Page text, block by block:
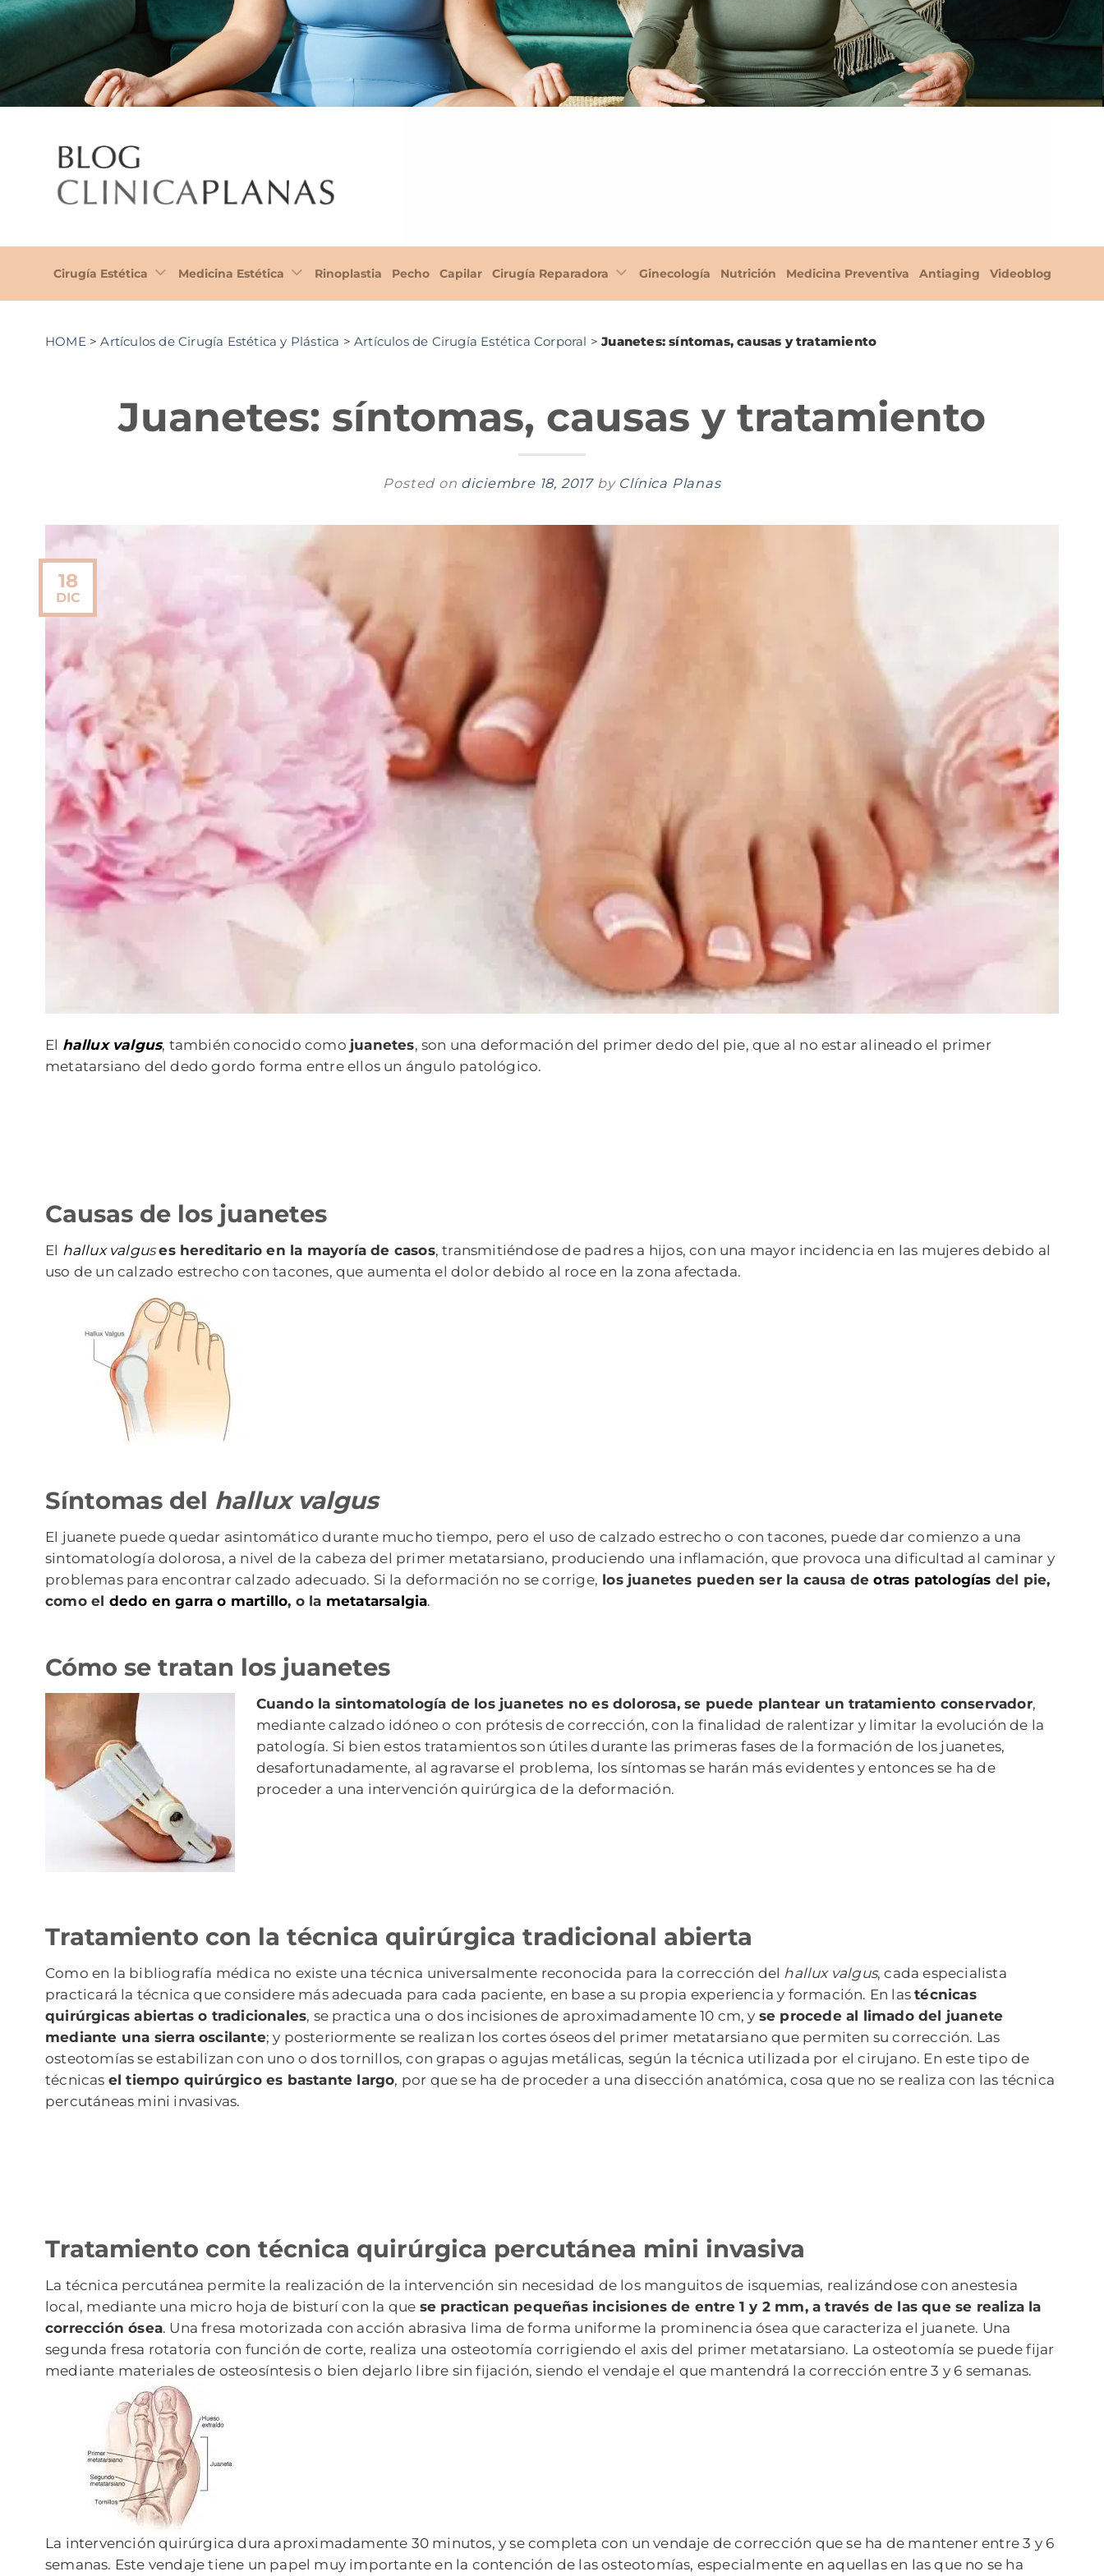
Cirugía Estética Medicina Estética Rinoplastia Pecho Capilar Cirugía Reparadora Ginecología Nutrición Medicina Preventiva Antiaging Videoblog
HOME >Artículos de Cirugía Estética y Plástica >Artículos de Cirugía Estética Corporal >Juanetes: síntomas, causas y tratamiento
Juanetes: síntomas, causas y tratamiento
Posted on diciembre 18, 2017 by Clínica Planas
18
DIC
El hallux valgus, también conocido como juanetes, son una deformación del primer dedo del pie, que al no estar alineado el primer
metatarsiano del dedo gordo forma entre ellos un ángulo patológico.
Causas de los juanetes
El hallux valgus es hereditario en la mayoría de casos, transmitiéndose de padres a hijos, con una mayor incidencia en las mujeres debido al
uso de un calzado estrecho con tacones, que aumenta el dolor debido al roce en la zona afectada.
Síntomas del hallux valgus
El juanete puede quedar asintomático durante mucho tiempo, pero el uso de calzado estrecho o con tacones, puede dar comienzo a una
sintomatología dolorosa, a nivel de la cabeza del primer metatarsiano, produciendo una inflamación, que provoca una dificultad al caminar y
problemas para encontrar calzado adecuado. Si la deformación no se corrige, los juanetes pueden ser la causa deotras patologías del pie,
como el dedo en garra o martillo, o la metatarsalgia.
Cómo se tratan los juanetes
Cuando la sintomatología de los juanetes no es dolorosa, se puede plantear un tratamiento conservador,
mediante calzado idóneo o con prótesis de corrección, con la finalidad de ralentizar y limitar la evolución de la
patología. Si bien estos tratamientos son útiles durante las primeras fases de la formación de los juanetes,
desafortunadamente, al agravarse el problema, los síntomas se harán más evidentes y entonces se ha de
proceder a una intervención quirúrgica de la deformación.
Tratamiento con la técnica quirúrgica tradicional abierta
Como en la bibliografía médica no existe una técnica universalmente reconocida para la corrección del hallux valgus, cada especialista
practicará la técnica que considere más adecuada para cada paciente, en base a su propia experiencia y formación. En lastécnicas
quirúrgicas abiertas o tradicionales, se practica una o dos incisiones de aproximadamente 10 cm, y se procede al limado del juanete
mediante una sierra oscilante; y posteriormente se realizan los cortes óseos del primer metatarsiano que permiten su corrección. Las
osteotomías se estabilizan con uno o dos tornillos, con grapas o agujas metálicas, según la técnica utilizada por el cirujano. En este tipo de
técnicas el tiempo quirúrgico es bastante largo, por que se ha de proceder a una disección anatómica, cosa que no se realiza con las técnica
percutáneas mini invasivas.
Tratamiento con técnica quirúrgica percutánea mini invasiva
La técnica percutánea permite la realización de la intervención sin necesidad de los manguitos de isquemias, realizándose con anestesia
local, mediante una micro hoja de bisturí con la que se practican pequeñas incisiones de entre 1 y 2 mm, a través de las que se realiza la
corrección ósea. Una fresa motorizada con acción abrasiva lima de forma uniforme la prominencia ósea que caracteriza el juanete. Una
segunda fresa rotatoria con función de corte, realiza una osteotomía corrigiendo el axis del primer metatarsiano. La osteotomía se puede fijar
mediante materiales de osteosíntesis o bien dejarlo libre sin fijación, siendo el vendaje el que mantendrá la corrección entre 3 y 6 semanas.
La intervención quirúrgica dura aproximadamente 30 minutos, y se completa con un vendaje de corrección que se ha de mantener entre 3 y 6
semanas. Este vendaje tiene un papel muy importante en la contención de las osteotomías, especialmente en aquellas en las que no se ha